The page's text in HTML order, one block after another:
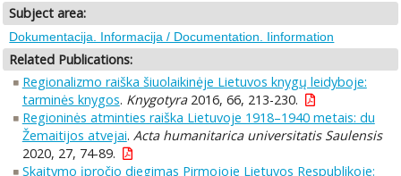
Subject area:
Dokumentacija. Informacija / Documentation. Iinformation
Related Publications:
Regionalizmo raiška šiuolaikinėje Lietuvos knygų leidyboje:
tarminės knygos. Knygotyra2016, 66, 213-230.
Regioninės atminties raiška Lietuvoje 1918–1940 metais: du
Žemaitijos atvejai. Acta humanitarica universitatis Saulensis
2020, 27, 74-89.
Skaitymo įpročio diegimas Pirmojoje Lietuvos Respublikoje: